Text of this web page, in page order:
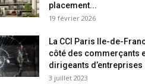
placement...
19 février 2026
La CCI Paris Ile-de-
côté des commerçants
dirigeants d’entreprises
3 juillet 2023